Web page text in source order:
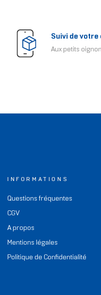
Suivi de votre
Aux petits
INFORMATIONS
Questions fréquentes
CGV
A propos
Mentions légales
Politique de Confidentialité